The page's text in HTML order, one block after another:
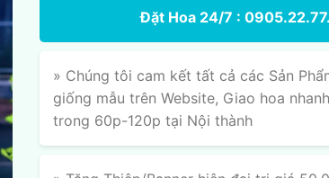
Đặt Hoa 24/7 :
» Chúng tôi cam kết tất cả các Sản
giống mẫu trên Website, Giao hoa
trong 60p-120p tại Nội thành